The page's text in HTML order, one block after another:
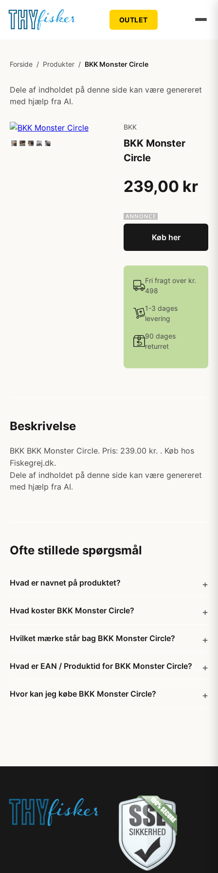
OUTLET
Forside / Produkter / BKK Monster Circle
Dele af indholdet på denne side kan være genereret
med hjælp fra AI.
BKK
BKK Monster
Circle
239,00 kr
Køb her
Fri fragt over kr.
498
1-3 dages
levering
90 dages
returret
Beskrivelse
BKK BKK Monster Circle. Pris: 239.00 kr. . Køb hos
Fiskegrej.dk.
Dele af indholdet på denne side kan være genereret
med hjælp fra AI.
Ofte stillede spørgsmål
Hvad er navnet på produktet?
Hvad koster BKK Monster Circle?
Hvilket mærke står bag BKK Monster Circle?
Hvad er EAN / Produktid for BKK Monster Circle?
Hvor kan jeg købe BKK Monster Circle?